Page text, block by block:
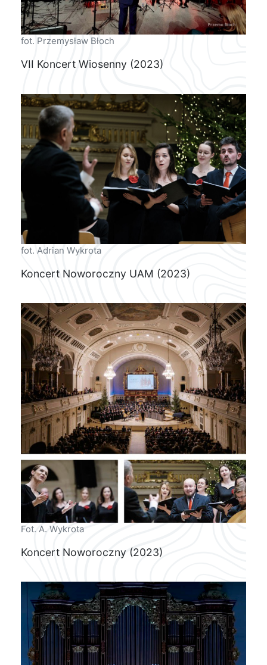
fot. Przemysław Błoch
VII Koncert Wiosenny (2023)
fot. Adrian Wykrota
Koncert Noworoczny UAM (2023)
Fot. A. Wykrota
Koncert Noworoczny (2023)